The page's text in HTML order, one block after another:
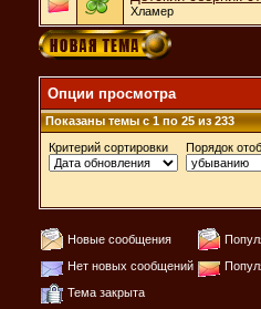
Хламер
Опции просмотра
Показаны темы с 1 по 25 из 233
Критерий сортировки
Порядок
Новые сообщения
Нет новых сообщений
Тема закрыта